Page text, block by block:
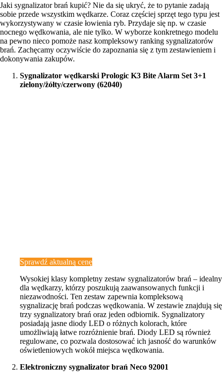
Jaki sygnalizator brań kupić? Nie da się ukryć, że to pytanie zadają
sobie przede wszystkim wędkarze. Coraz częściej sprzęt tego typu jest
wykorzystywany w czasie łowienia ryb. Przydaje się np. w czasie
nocnego wędkowania, ale nie tylko. W wyborze konkretnego modelu
na pewno nieco pomoże nasz kompleksowy ranking sygnalizatorów
brań. Zachęcamy oczywiście do zapoznania się z tym zestawieniem i
dokonywania zakupów.
Sygnalizator wędkarski Prologic K3 Bite Alarm Set 3+1
zielony/żółty/czerwony (62040)
Sprawdź aktualną cenę
Wysokiej klasy kompletny zestaw sygnalizatorów brań – idealny
dla wędkarzy, którzy poszukują zaawansowanych funkcji i
niezawodności. Ten zestaw zapewnia kompleksową
sygnalizację brań podczas wędkowania. W zestawie znajdują się
trzy sygnalizatory brań oraz jeden odbiornik. Sygnalizatory
posiadają jasne diody LED o różnych kolorach, które
umożliwiają łatwe rozróżnienie brań. Diody LED są również
regulowane, co pozwala dostosować ich jasność do warunków
oświetleniowych wokół miejsca wędkowania.
Elektroniczny sygnalizator brań Neco 92001